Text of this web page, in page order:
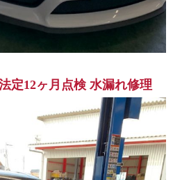
定12ヶ月点検 水漏れ修理